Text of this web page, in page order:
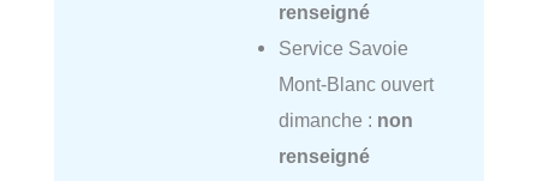
renseigné
Service Savoie
Mont-Blanc ouvert
dimanche : non
renseigné